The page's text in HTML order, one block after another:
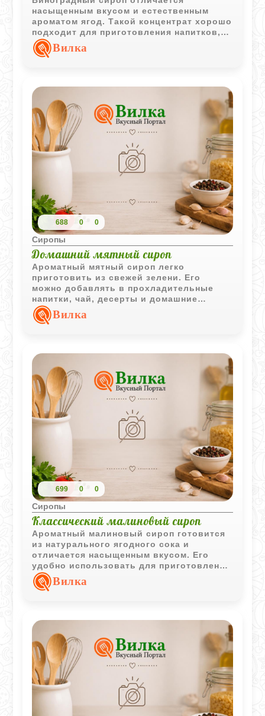
насыщенным вкусом и естественным
ароматом ягод. Такой концентрат хорошо
подходит для приготовления напитков,
десертов и сладких соусов.
Вилка
688 0 0
Сиропы
Домашний мятный сироп
Ароматный мятный сироп легко
приготовить из свежей зелени. Его
можно добавлять в прохладительные
напитки, чай, десерты и домашние
коктейли.
Вилка
699 0 0
Сиропы
Классический малиновый сироп
Ароматный малиновый сироп готовится
из натурального ягодного сока и
отличается насыщенным вкусом. Его
удобно использовать для приготовления
напитков, десертов и сладкой выпечки.
Вилка